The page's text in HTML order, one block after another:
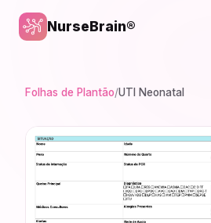
NurseBrain®
Folhas de Plantão/UTI Neonatal